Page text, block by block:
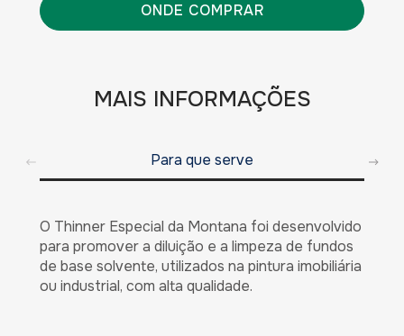
ONDE COMPRAR
MAIS INFORMAÇÕES
Para que serve
O Thinner Especial da Montana foi desenvolvido
para promover a diluição e a limpeza de fundos
de base solvente, utilizados na pintura imobiliária
ou industrial, com alta qualidade.